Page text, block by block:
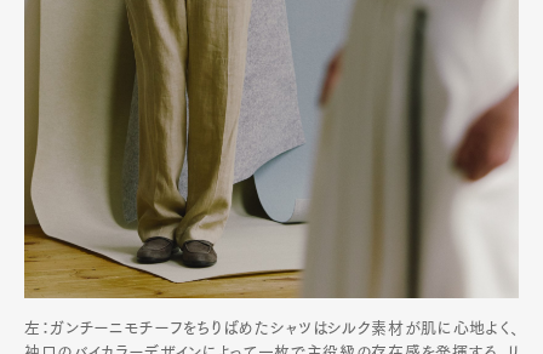
左：ガンチーニモチーフをちりばめたシャツはシルク素材が肌に心地よく、